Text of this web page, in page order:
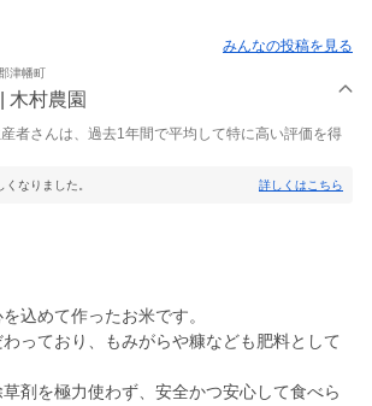
みんなの投稿を見る
津幡町
木村農園
者さんは、過去1年間で平均して特に高い評価を得
なりました。 詳しくはこちら
込めて作ったお米です。
っており、もみがらや糠なども肥料として
剤を極力使わず、安全かつ安心して食べら